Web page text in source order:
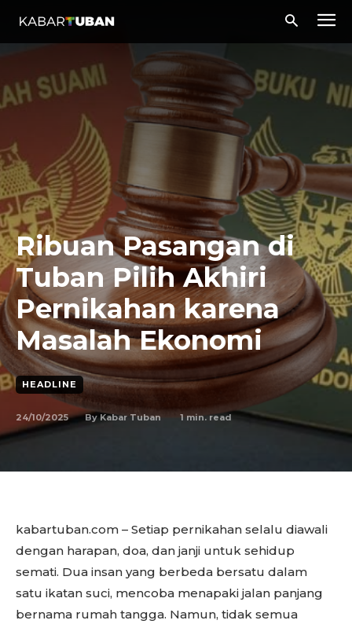
Ribuan Pasangan di
Tuban Pilih Akhiri
Pernikahan karena
Masalah Ekonomi
HEADLINE
24/10/2025 By Kabar Tuban 1 min. read
kabartuban.com – Setiap pernikahan selalu diawali
dengan harapan, doa, dan janji untuk sehidup
semati. Dua insan yang berbeda bersatu dalam
satu ikatan suci, mencoba menapaki jalan panjang
bernama rumah tangga. Namun, tidak semua